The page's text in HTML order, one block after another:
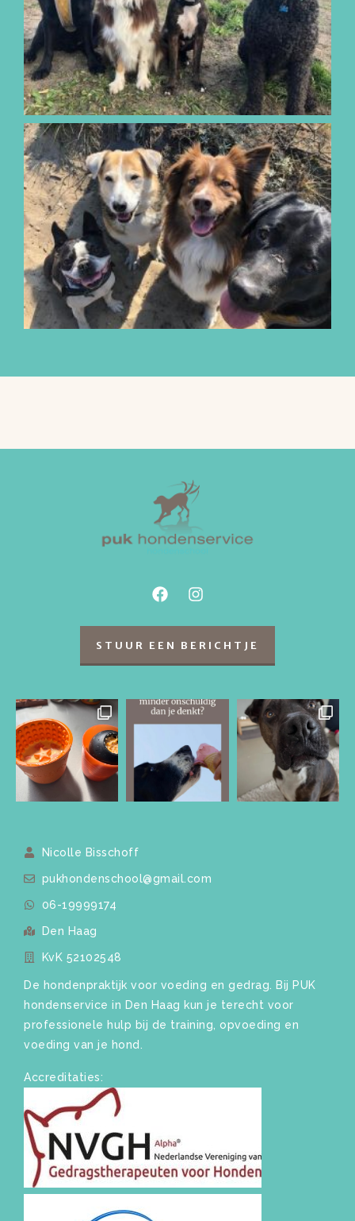
STUUR EEN BERICHTJE
Nicolle Bisschoff
pukhondenschool@gmail.com
06-19999174
Den Haag
KvK 52102548
De hondenpraktijk voor voeding en gedrag. Bij PUK
hondenservice in Den Haag kun je terecht voor
professionele hulp bij de training, opvoeding en
voeding van je hond.
Accreditaties: